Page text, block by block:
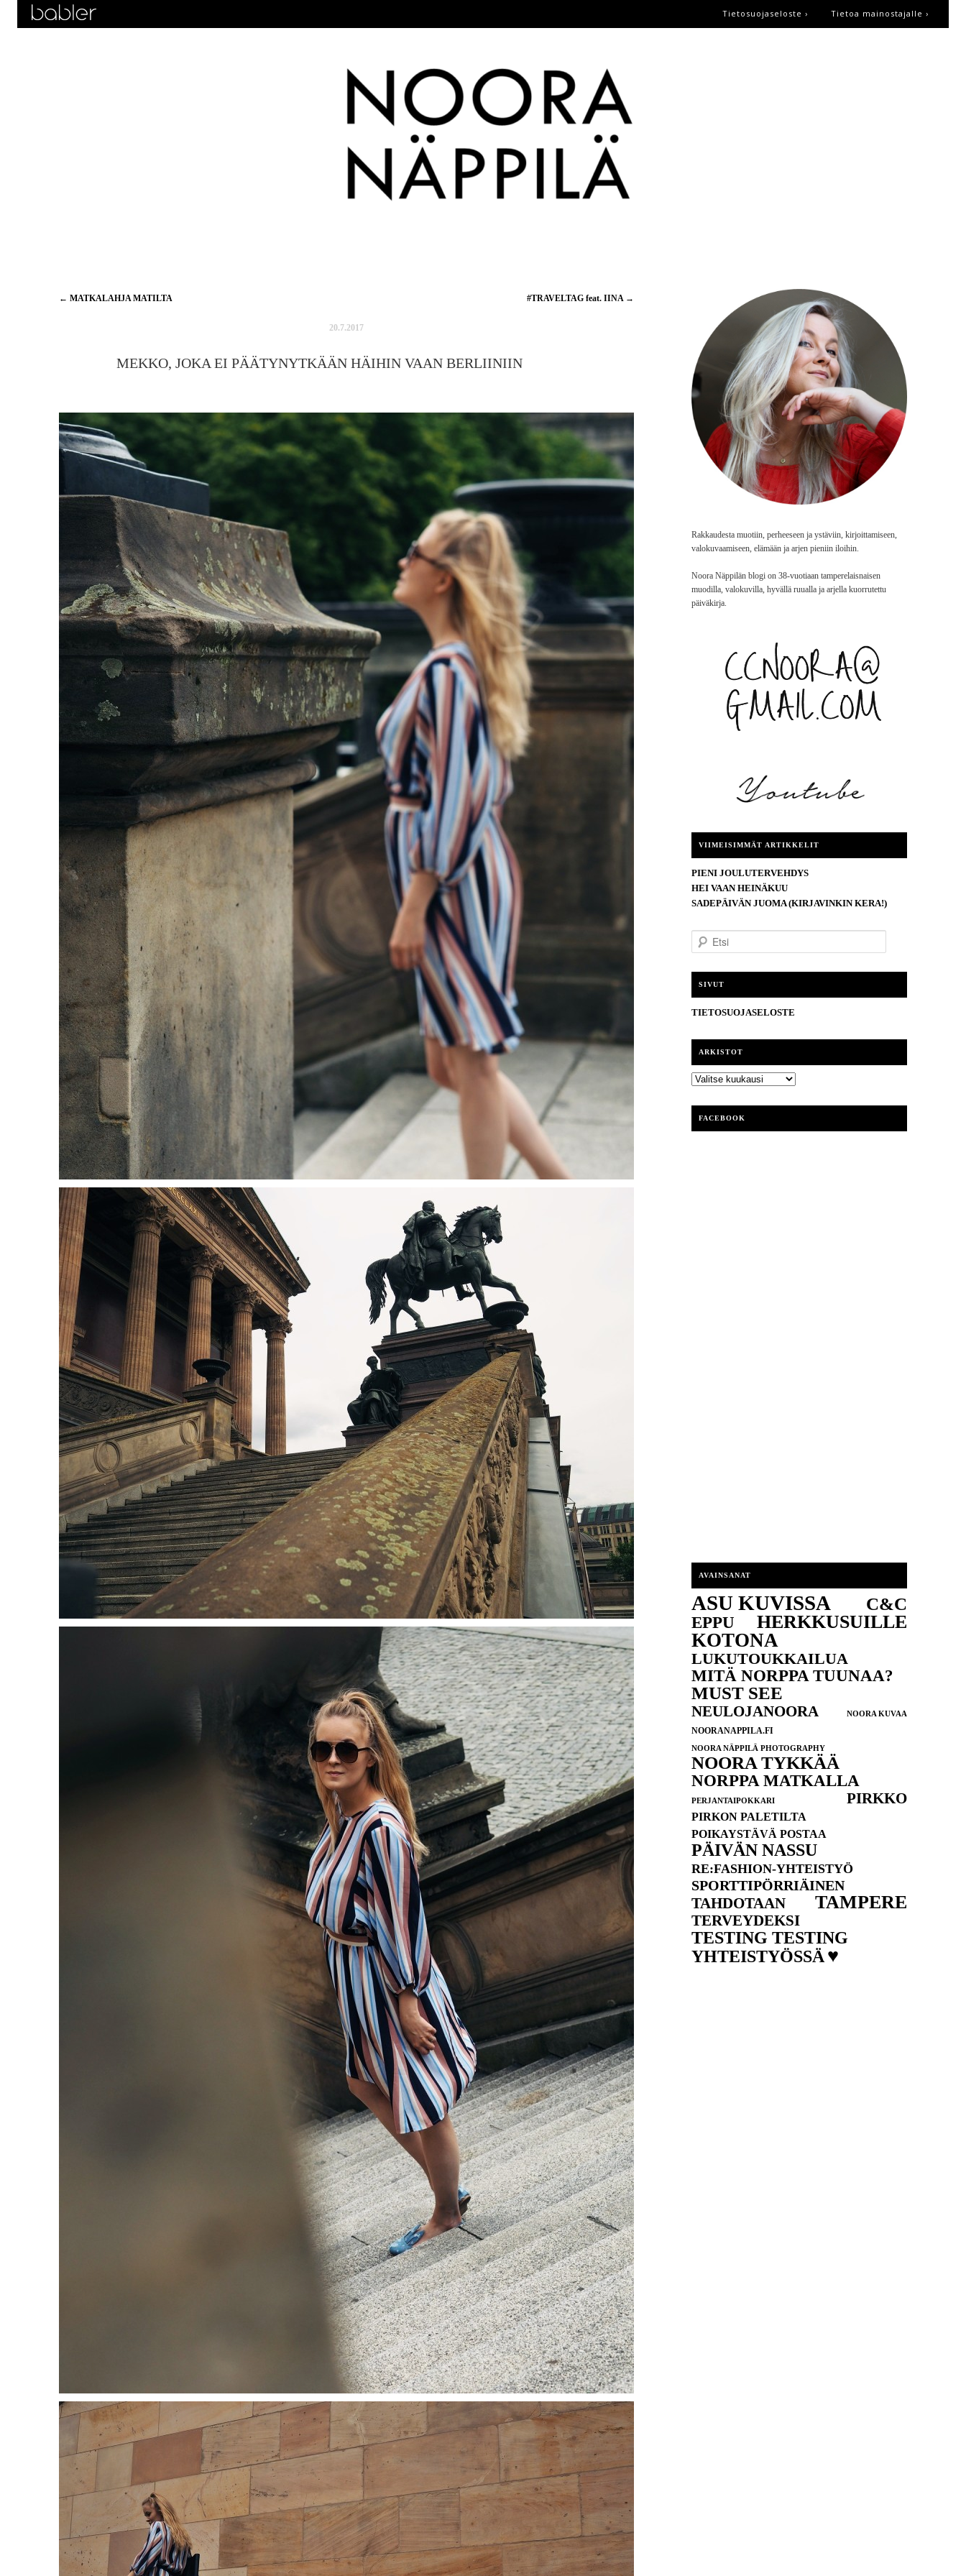
Tietoa mainostajalle ›
Tietosuojaseloste ›
Artikkelien
← MATKALAHJA MATILTA #TRAVELTAG feat. IINA →
20.7.2017
MEKKO, JOKA EI PÄÄTYNYTKÄÄN HÄIHIN VAAN BERLIINIIN
Rakkaudesta muotiin, perheeseen ja ystäviin, kirjoittamiseen,
valokuvaamiseen, elämään ja arjen pieniin iloihin.
Noora Näppilän blogi on 38-vuotiaan tamperelaisnaisen
muodilla, valokuvilla, hyvällä ruualla ja arjella kuorrutettu
päiväkirja.
VIIMEISIMMÄT ARTIKKELIT
PIENI JOULUTERVEHDYS
HEI VAAN HEINÄKUU
SADEPÄIVÄN JUOMA (KIRJAVINKIN KERA!)
t
SIVUT
TIETOSUOJASELOSTE
ARKISTOT
ARKISTOT
FACEBOOK
AVAINSANAT
ASU KUVISSA C&C
EPPU HERKKUSUILLE
KOTONA
LUKUTOUKKAILUA
MITÄ NORPPA TUUNAA?
MUST SEE
NEULOJANOORA NOORA KUVAA
NOORANAPPILA.FI
NOORA NÄPPILÄ PHOTOGRAPHY
NOORA TYKKÄÄ
NORPPA MATKALLA
PERJANTAIPOKKARI PIRKKO
PIRKON PALETILTA
POIKAYSTÄVÄ POSTAA
PÄIVÄN NASSU
RE:FASHION-YHTEISTYÖ
SPORTTIPÖRRIÄINEN
TAHDOTAAN TAMPERE
TERVEYDEKSI
TESTING TESTING
YHTEISTYÖSSÄ♥